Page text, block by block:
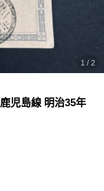
1 / 2
児島線 明治35年